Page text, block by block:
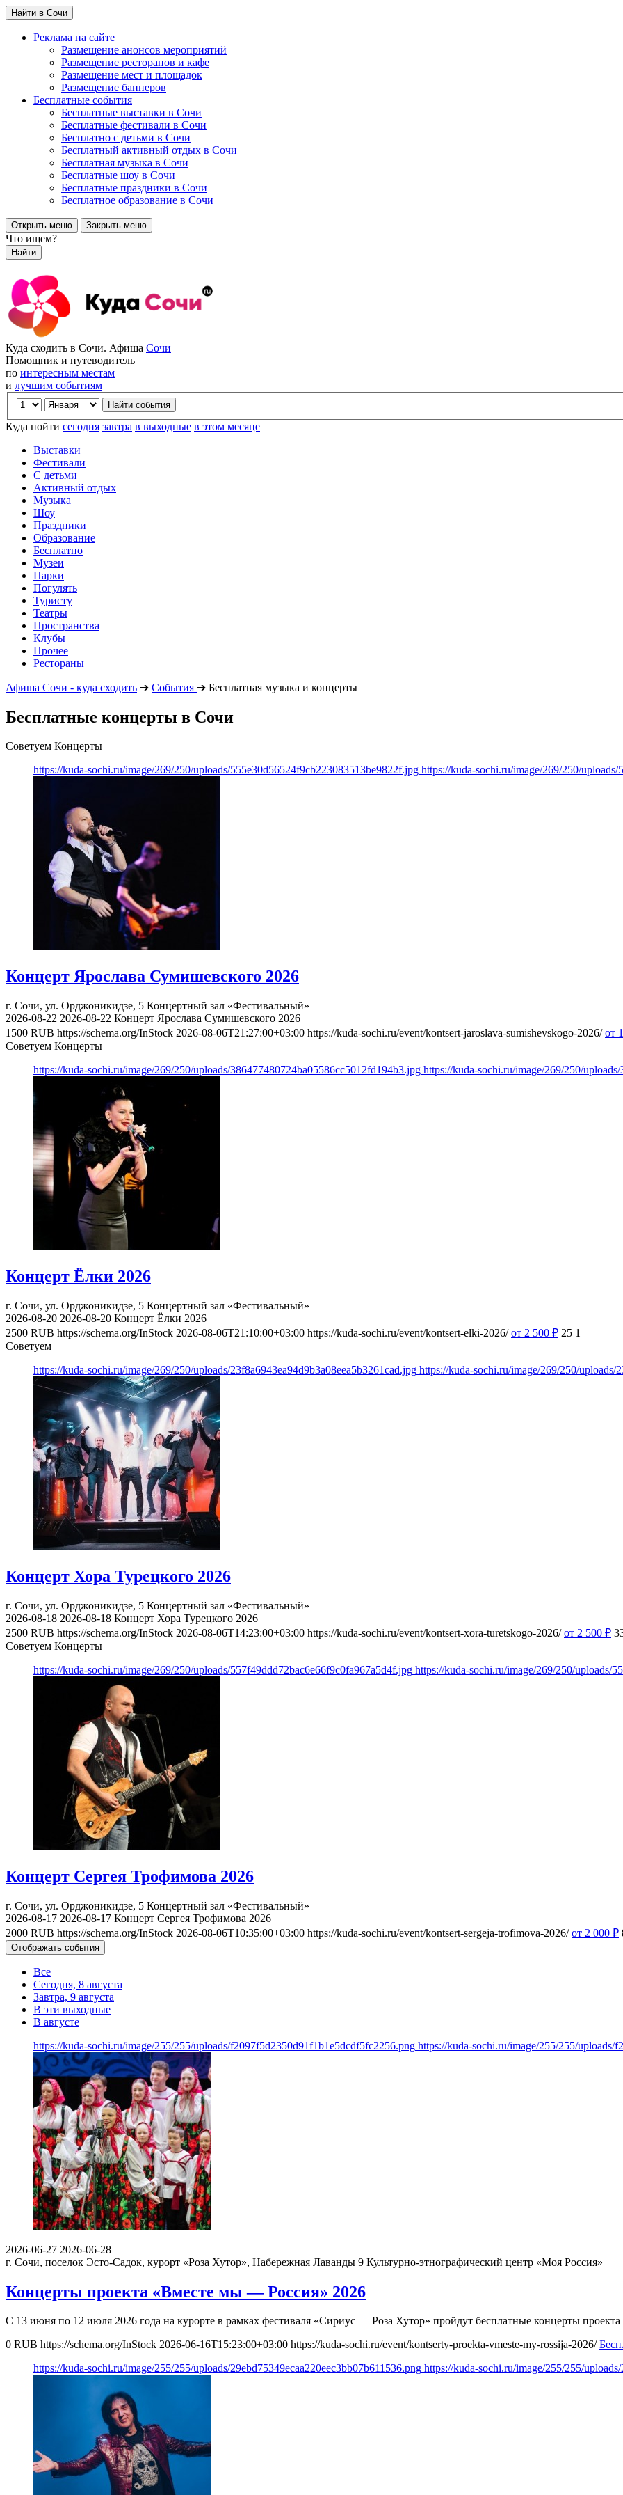
Найти в Сочи
Реклама на сайте
Размещение анонсов мероприятий
Размещение ресторанов и кафе
Размещение мест и площадок
Размещение баннеров
Бесплатные события
Бесплатные выставки в Сочи
Бесплатные фестивали в Сочи
Бесплатно с детьми в Сочи
Бесплатный активный отдых в Сочи
Бесплатная музыка в Сочи
Бесплатные шоу в Сочи
Бесплатные праздники в Сочи
Бесплатное образование в Сочи
Открыть меню Закрыть меню
Что ищем?
Найти
Куда сходить в Сочи. Афиша Сочи
Помощник и путеводитель
по интересным местам
и лучшим событиям
Куда пойти сегодня завтра в выходные в этом месяце
Выставки
Фестивали
С детьми
Активный отдых
Музыка
Шоу
Праздники
Образование
Бесплатно
Музеи
Парки
Погулять
Туристу
Театры
Пространства
Клубы
Прочее
Рестораны
Афиша Сочи - куда сходить ➔ События ➔ Бесплатная музыка и концерты
Бесплатные концерты в Сочи
Советуем Концерты
https://kuda-sochi.ru/image/269/250/uploads/555e30d56524f9cb223083513be9822f.jpg https://kuda-sochi.ru/image/269/250/
Концерт Ярослава Сумишевского 2026
г. Сочи, ул. Орджоникидзе, 5 Концертный зал «Фестивальный»
2026-08-22 2026-08-22 Концерт Ярослава Сумишевского 2026
1500 RUB https://schema.org/InStock 2026-08-06T21:27:00+03:00 https://kuda-sochi.ru/event/kontsert-jaroslava-sumishevskogo-2026/ от
Советуем Концерты
https://kuda-sochi.ru/image/269/250/uploads/386477480724ba05586cc5012fd194b3.jpg https://kuda-sochi.ru/image/269/250/
Концерт Ёлки 2026
г. Сочи, ул. Орджоникидзе, 5 Концертный зал «Фестивальный»
2026-08-20 2026-08-20 Концерт Ёлки 2026
2500 RUB https://schema.org/InStock 2026-08-06T21:10:00+03:00 https://kuda-sochi.ru/event/kontsert-elki-2026/ от 2 500 ₽ 25 1
Советуем
https://kuda-sochi.ru/image/269/250/uploads/23f8a6943ea94d9b3a08eea5b3261cad.jpg https://kuda-sochi.ru/image/269/250/uploads/
Концерт Хора Турецкого 2026
г. Сочи, ул. Орджоникидзе, 5 Концертный зал «Фестивальный»
2026-08-18 2026-08-18 Концерт Хора Турецкого 2026
2500 RUB https://schema.org/InStock 2026-08-06T14:23:00+03:00 https://kuda-sochi.ru/event/kontsert-xora-turetskogo-2026/ от 2 500 ₽
Советуем Концерты
https://kuda-sochi.ru/image/269/250/uploads/557f49ddd72bac6e66f9c0fa967a5d4f.jpg https://kuda-sochi.ru/image/269/250/uploads/
Концерт Сергея Трофимова 2026
г. Сочи, ул. Орджоникидзе, 5 Концертный зал «Фестивальный»
2026-08-17 2026-08-17 Концерт Сергея Трофимова 2026
2000 RUB https://schema.org/InStock 2026-08-06T10:35:00+03:00 https://kuda-sochi.ru/event/kontsert-sergeja-trofimova-2026/ от 2 000 ₽
Отображать события
Все
Сегодня, 8 августа
Завтра, 9 августа
В эти выходные
В августе
https://kuda-sochi.ru/image/255/255/uploads/f2097f5d2350d91f1b1e5dcdf5fc2256.png https://kuda-sochi.ru/image/255/255/
2026-06-27 2026-06-28
г. Сочи, поселок Эсто-Садок, курорт «Роза Хутор», Набережная Лаванды 9 Культурно-этнографический центр «Моя Россия»
Концерты проекта «Вместе мы — Россия» 2026
С 13 июня по 12 июля 2026 года на курорте в рамках фестиваля «Сириус — Роза Хутор» пройдут бесплатные концерты
0 RUB https://schema.org/InStock 2026-06-16T15:23:00+03:00 https://kuda-sochi.ru/event/kontserty-proekta-vmeste-my-rossija-2026/
https://kuda-sochi.ru/image/255/255/uploads/29ebd75349ecaa220eec3bb07b611536.png https://kuda-sochi.ru/image/255/255/